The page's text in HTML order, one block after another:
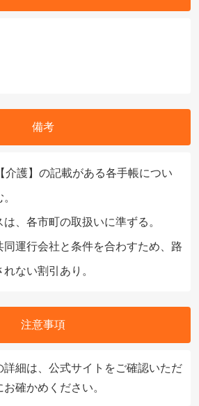
備考
介護】の記載がある各手帳につい
は、各市町の取扱いに準ずる。
同運行会社と条件を合わすため、路
ない割引あり。
注意事項
詳細は、公式サイトをご確認いただ
確かめください。